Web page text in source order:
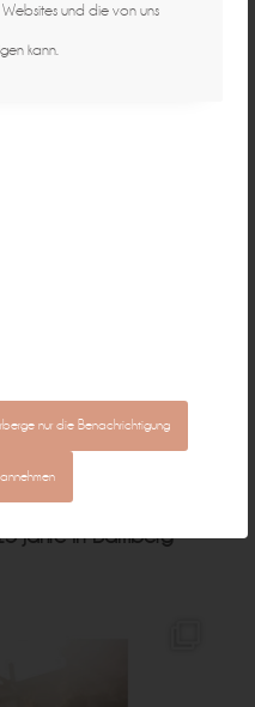
und die von uns
kann.
nur die Benachrichtigung
/ vonPeggy
•
Jahre in Bamberg